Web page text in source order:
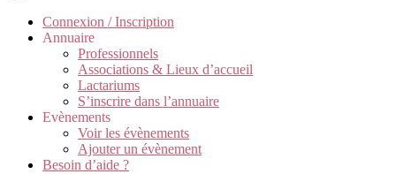
Connexion / Inscription
Annuaire
Professionnels
Associations & Lieux d’accueil
Lactariums
S’inscrire dans l’annuaire
Evènements
Voir les évènements
Ajouter un évènement
Besoin d’aide ?